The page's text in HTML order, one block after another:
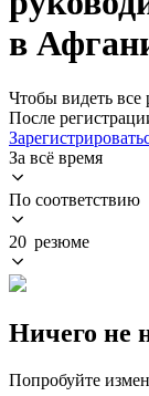
в
Чтобы видеть все
После
За всё время
По соответствию
20 резюме
Ничего не
Попробуйте